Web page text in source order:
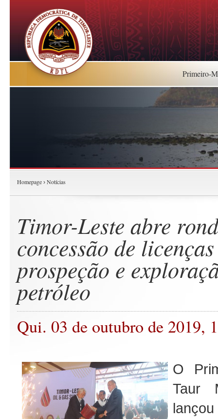
Primeiro-
Homepage › Notícias
Timor-Leste abre
concessão de
prospeção e
petróleo
Qui. 03 de outubro de 2019,
O
Taur